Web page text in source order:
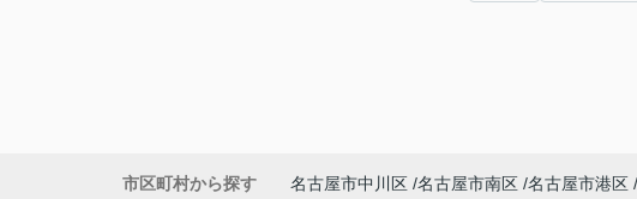
市区町村から探す 名古屋市中川区 名古屋市南区 名古屋市港区